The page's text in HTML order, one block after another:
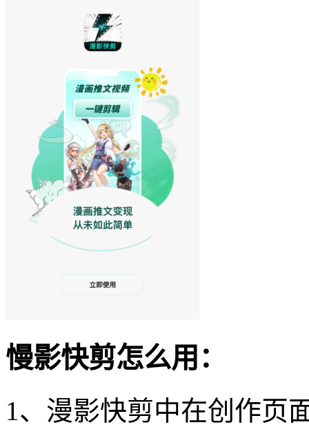
慢影快剪怎么用：
1、漫影快剪中在创作页